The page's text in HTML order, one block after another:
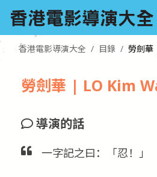
香港電影導演大全 目錄 勞劍華
勞劍華 | LO Kim
導演的話
一字記之曰：「忍！」